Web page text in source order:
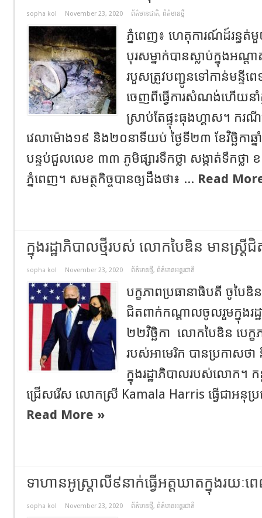
sopha kol November 23, 2020 ព័ត៌មានជាតិ, ព័ត៌មានថ្មី
ភ្នំពេញ៖ ហេតុការណ៍ដ៍រន្ធ
បុរសម្នាក់បានស្លាប់ក្នុងអណ្ត
របួសត្រូវបញ្ជូនទៅកាន់មន្ទីព
ចេញពីធ្វើការសំណង់ហើយនាំ
ស្រាប់តែផ្ទុះធុងហ្គាស។ ករ
វេលាម៉ោង១៩ និង២០នាទីយប់ ថ្ងៃទី២៣ ខែវិច្ឆិក
បន្ទប់ជួលលេខ ៣៣ ភូមិផ្សារទឹកថ្លា សង្កាត់ទឹកថ្លា
ភ្នំពេញ។ សមត្ថកិច្ចបានឲ្យដឹងថា៖ ... Read
ក្នុងរដ្ឋាភិបាលថ្មីរបស់ លោកបៃឌិន មានស្ត្
sopha kol November 23, 2020 ព័ត៌មានថ្មី, ព័ត៌មានអន្តរជាតិ
បក្ខភាពប្រធានាធិបតី ចូបៃ
ជិតពាក់កណ្តាល​ចូលរួមក្នុងរដ្ឋ
២២វិច្ឆិកា ​ លោកបៃឌិន បេក្ខ
របស់អាមេរិក បានប្រកាសថា
ក្នុងរដ្ឋាភិបាលរបស់លោក​។
ជ្រើសរើស លោកស្រី Kamala Harris ធ្វើជាអនុប្
Read More »
ទាហានអូស្ត្រាលី៩នាក់ធ្វើអត្តឃាត​ក្នុងរយៈ
sopha kol November 23, 2020 ព័ត៌មានថ្មី, ព័ត៌មានអន្តរជាតិ